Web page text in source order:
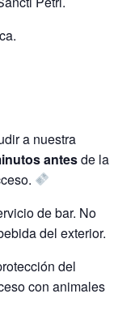
a nuestra
antesde la
de bar. No
del exterior.
del
con animales